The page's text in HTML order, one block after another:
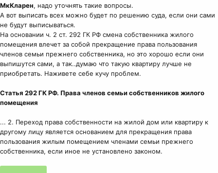
МкКларен, надо уточнять такие вопросы.
А вот выписать всех можно будет по решению суда, если они сами
не будут выписываться.
На основании ч. 2 ст. 292 ГК РФ смена собственника жилого
помещения влечет за собой прекращение права пользования
членов семьи прежнего собственника, но это хорошо если они
выпишутся сами, а так..думаю что такую квартиру лучше не
приобретать. Наживете себе кучу проблем.
Статья 292 ГК РФ. Права членов семьи собственников жилого
помещения
... 2. Переход права собственности на жилой дом или квартиру к
другому лицу является основанием для прекращения права
пользования жилым помещением членами семьи прежнего
собственника, если иное не установлено законом.